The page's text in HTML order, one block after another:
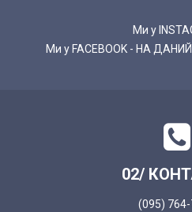
Ми у
Ми у FACEBOOK - НА
02/
(095)